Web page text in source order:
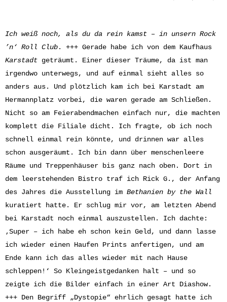
Ich weiß noch, als du da rein kamst – in unsern Rock
’n‘ Roll Club. +++ Gerade habe ich von dem Kaufhaus
Karstadt geträumt. Einer dieser Träume, da ist man
irgendwo unterwegs, und auf einmal sieht alles so
anders aus. Und plötzlich kam ich bei Karstadt am
Hermannplatz vorbei, die waren gerade am Schließen.
Nicht so am Feierabendmachen einfach nur, die machten
komplett die Filiale dicht. Ich fragte, ob ich noch
schnell einmal rein könnte, und drinnen war alles
schon ausgeräumt. Ich bin dann über menschenleere
Räume und Treppenhäuser bis ganz nach oben. Dort in
dem leerstehenden Bistro traf ich Rick G., der Anfang
des Jahres die Ausstellung im Bethanien by the Wall
kuratiert hatte. Er schlug mir vor, am letzten Abend
bei Karstadt noch einmal auszustellen. Ich dachte:
‚Super – ich habe eh schon kein Geld, und dann lasse
ich wieder einen Haufen Prints anfertigen, und am
Ende kann ich das alles wieder mit nach Hause
schleppen!‘ So Kleingeistgedanken halt – und so
zeigte ich die Bilder einfach in einer Art Diashow.
+++ Den Begriff „Dystopie“ ehrlich gesagt hatte ich